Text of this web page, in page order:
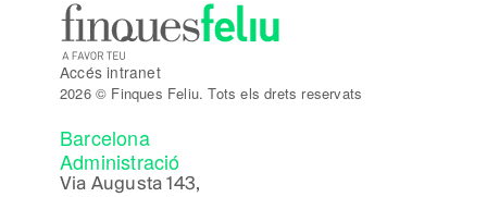
Accés intranet
2026 © Finques Feliu. Tots els drets reservats
Barcelona
Administració
Via Augusta 143,